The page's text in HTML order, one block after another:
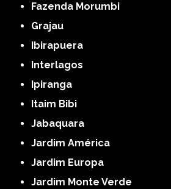
Fazenda Morumbi
Grajau
Ibirapuera
Interlagos
Ipiranga
Itaim Bibi
Jabaquara
Jardim América
Jardim Europa
Jardim Monte Verde